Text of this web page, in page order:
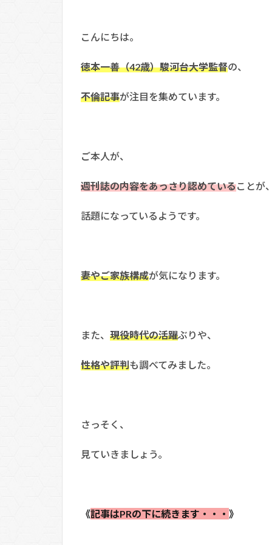
こんにちは。
徳本一善（42歳）駿河台大学監督の、
不倫記事が注目を集めています。
ご本人が、
週刊誌の内容をあっさり認めていることが
話題になっているようです。
妻やご家族構成が気になります。
また、 現役時代の活躍ぶりや、
性格や評判も調べてみました。
さっそく、
見ていきましょう。
《記事はPRの下に続きます・・・ 》